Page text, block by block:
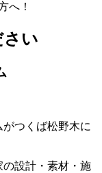
へ！
さい
つくば松野木に
の設計・素材・施